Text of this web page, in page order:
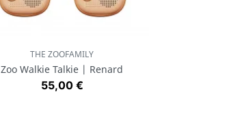
 Aperçu rapide
THE ZOOFAMILY
Zoo Walkie Talkie | Renard
Prix
55,00 €